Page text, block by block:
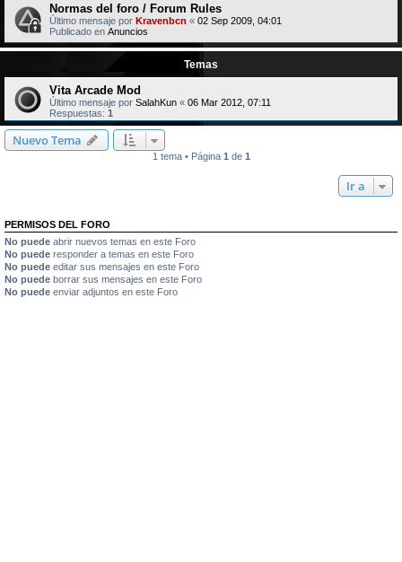
Normas del foro / Forum Rules
Último mensaje por Kravenbcn « 02 Sep 2009, 04:01
Publicado en Anuncios
Temas
Vita Arcade Mod
Último mensaje por SalahKun « 06 Mar 2012, 07:11
Respuestas: 1
Nuevo Tema
1 tema • Página 1 de 1
Ir a
PERMISOS DEL FORO
No puede abrir nuevos temas en este Foro
No puede responder a temas en este Foro
No puede editar sus mensajes en este Foro
No puede borrar sus mensajes en este Foro
No puede enviar adjuntos en este Foro